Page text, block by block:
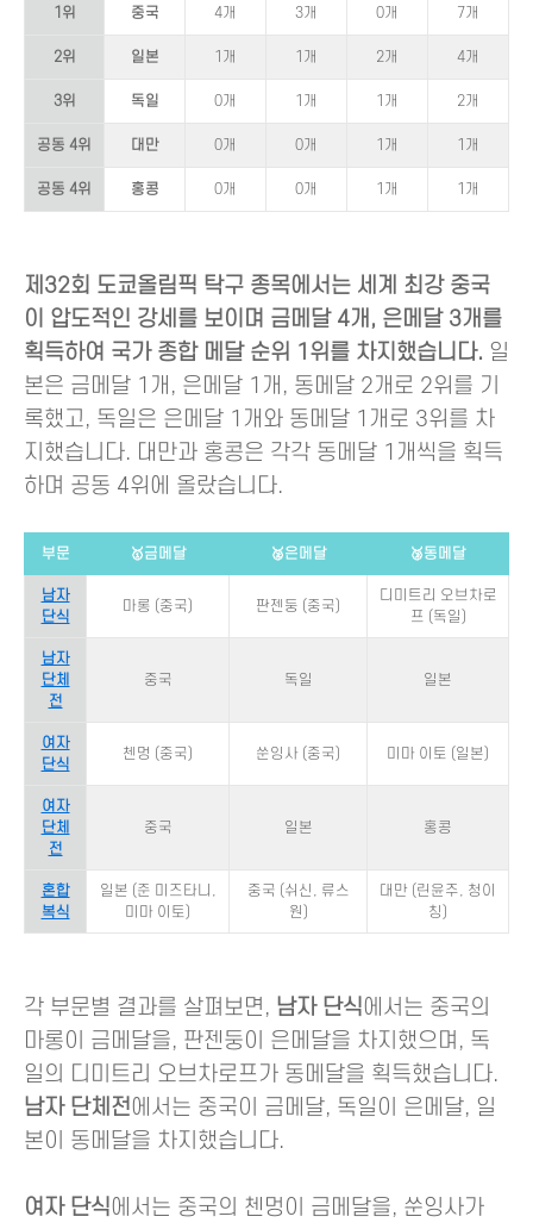
1위 중국 4개 3개 0개 7개
2위 일본 1개 1개 2개 4개
3위 독일 0개 1개 1개 2개
공동 4위 대만 0개 0개 1개 1개
공동 4위 홍콩 0개 0개 1개 1개
제32회 도쿄올림픽 탁구 종목에서는 세계 최강 중국
이 압도적인 강세를 보이며 금메달 4개, 은메달 3개를
획득하여 국가 종합 메달 순위 1위를 차지했습니다. 일
본은 금메달 1개, 은메달 1개, 동메달 2개로 2위를 기
록했고, 독일은 은메달 1개와 동메달 1개로 3위를 차
지했습니다. 대만과 홍콩은 각각 동메달 1개씩을 획득
하며 공동 4위에 올랐습니다.
부문 🥇금메달 🥈은메달 🥉동메달
남자
단식
마롱 (중국) 판젠둥 (중국)
디미트리 오브차로
프 (독일)
남자
단체
전
중국 독일 일본
여자
단식
첸멍 (중국) 쑨잉사 (중국) 미마 이토 (일본)
여자
단체
전
중국 일본 홍콩
혼합
복식
일본 (준 미즈타니,
미마 이토)
중국 (쉬신, 류스
원)
대만 (린윤주, 청이
칭)
각 부문별 결과를 살펴보면, 남자 단식에서는 중국의
마롱이 금메달을, 판젠둥이 은메달을 차지했으며, 독
일의 디미트리 오브차로프가 동메달을 획득했습니다.
남자 단체전에서는 중국이 금메달, 독일이 은메달, 일
본이 동메달을 차지했습니다.
여자 단식에서는 중국의 첸멍이 금메달을, 쑨잉사가